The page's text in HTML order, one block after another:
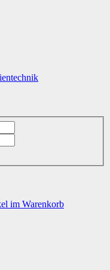
im Warenkorb